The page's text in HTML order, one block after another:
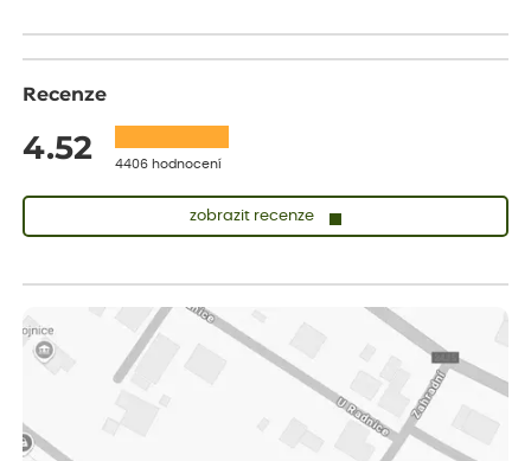
Recenze
4.52 4406 hodnocení
zobrazit recenze
Měla jsem pouze 1objednavku a zatím jsem spokojená se
sazenicemi
Miroslava
Rostliny byly v pořádku, dobře zabalené, celková spokojenost.